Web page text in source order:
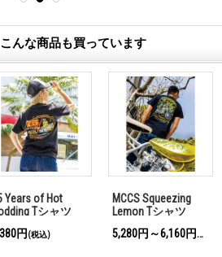
んな商品も買っています
Years of Hot
Tシャツ
円 (税込)
MCCS Squeezing
Lemon Tシャツ
5,280円～6,160円
(税込)